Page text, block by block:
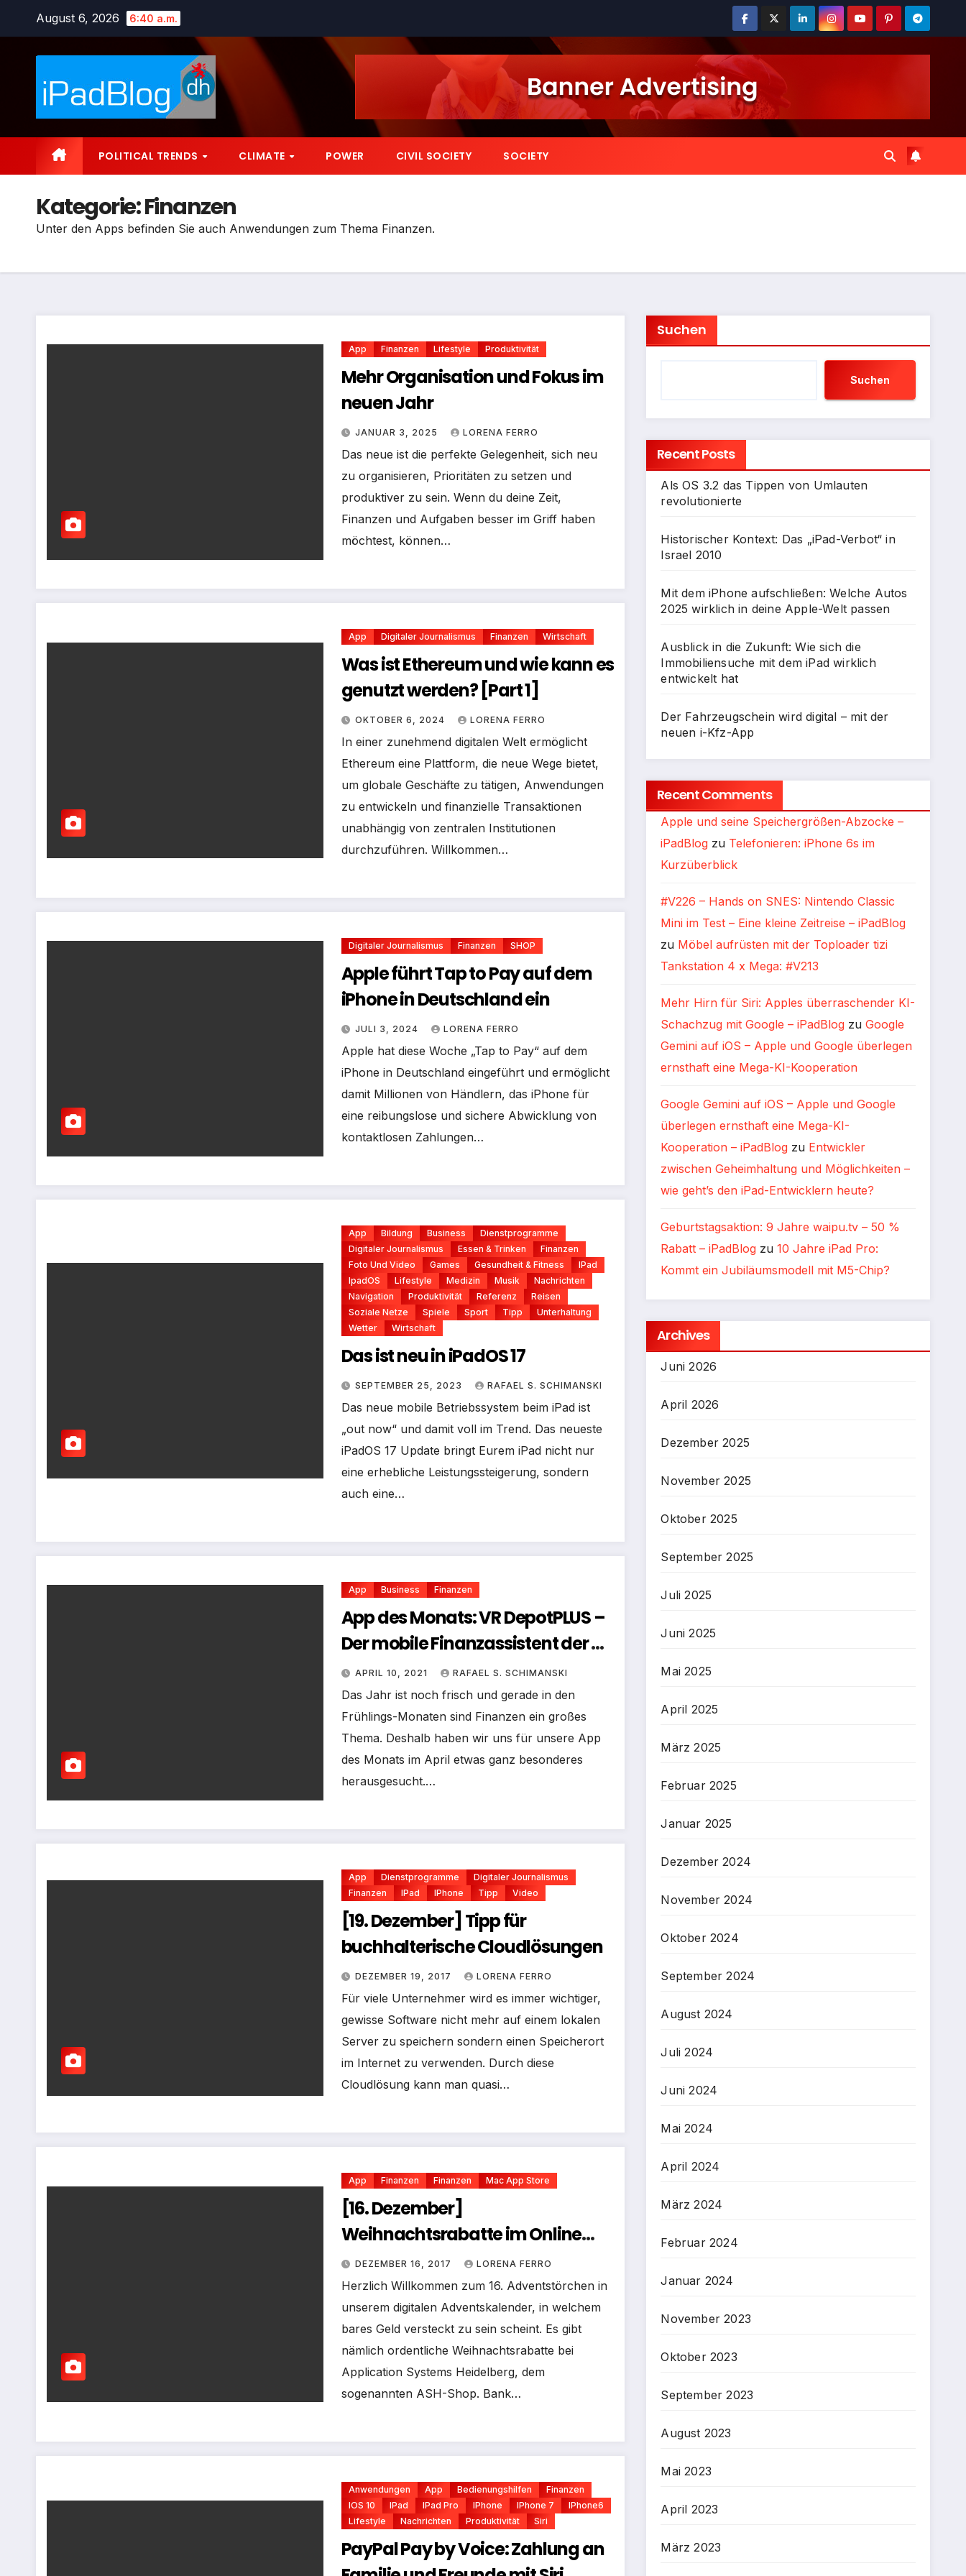
springen
August 6, 2026 6:40 a.m.
POLITICAL TRENDS CLIMATE POWER CIVIL SOCIETY SOCIETY
Kategorie:Finanzen
Unter den Apps befinden Sie auch Anwendungen zum Thema Finanzen.
App Finanzen Lifestyle Produktivität
Mehr Organisation und Fokus im
neuen Jahr
JANUAR 3, 2025 LORENA FERRO
Das neue ist die perfekte Gelegenheit, sich neu
zu organisieren, Prioritäten zu setzen und
produktiver zu sein. Wenn du deine Zeit,
Finanzen und Aufgaben besser im Griff haben
möchtest, können…
App Digitaler Journalismus Finanzen Wirtschaft
Was ist Ethereum und wie kann es
genutzt werden? [Part 1]
OKTOBER 6, 2024 LORENA FERRO
In einer zunehmend digitalen Welt ermöglicht
Ethereum eine Plattform, die neue Wege bietet,
um globale Geschäfte zu tätigen, Anwendungen
zu entwickeln und finanzielle Transaktionen
unabhängig von zentralen Institutionen
durchzuführen. Willkommen…
Digitaler Journalismus Finanzen SHOP
Apple führt Tap to Pay auf dem
iPhone in Deutschland ein
JULI 3, 2024 LORENA FERRO
Apple hat diese Woche „Tap to Pay“ auf dem
iPhone in Deutschland eingeführt und ermöglicht
damit Millionen von Händlern, das iPhone für
eine reibungslose und sichere Abwicklung von
kontaktlosen Zahlungen…
App Bildung Business
Dienstprogramme
Digitaler Journalismus
Essen & Trinken
Finanzen
Foto Und Video
Games Gesundheit & Fitness
IPad
IpadOS
Lifestyle Medizin Musik
Nachrichten
Navigation
Produktivität Referenz
Reisen
Soziale Netze
Spiele Sport Tipp
Unterhaltung
Wetter
Wirtschaft
Das ist neu in iPadOS 17
SEPTEMBER 25, 2023 RAFAEL S. SCHIMANSKI
Das neue mobile Betriebssystem beim iPad ist
„out now“ und damit voll im Trend. Das neueste
iPadOS 17 Update bringt Eurem iPad nicht nur
eine erhebliche Leistungssteigerung, sondern
auch eine…
App Business Finanzen
App des Monats: VR DepotPLUS –
Der mobile Finanzassistent der DZ
BANK
APRIL 10, 2021 RAFAEL S. SCHIMANSKI
Das Jahr ist noch frisch und gerade in den
Frühlings-Monaten sind Finanzen ein großes
Thema. Deshalb haben wir uns für unsere App
des Monats im April etwas ganz besonderes
herausgesucht.…
App Dienstprogramme
Digitaler Journalismus
Finanzen
IPad IPhone Tipp Video
[19. Dezember] Tipp für
buchhalterische Cloudlösungen
DEZEMBER 19, 2017 LORENA FERRO
Für viele Unternehmer wird es immer wichtiger,
gewisse Software nicht mehr auf einem lokalen
Server zu speichern sondern einen Speicherort
im Internet zu verwenden. Durch diese
Cloudlösung kann man quasi…
App Finanzen Finanzen Mac App Store
[16. Dezember]
Weihnachtsrabatte im Online
Banking mit Bank X
DEZEMBER 16, 2017 LORENA FERRO
Herzlich Willkommen zum 16. Adventstörchen in
unserem digitalen Adventskalender, in welchem
bares Geld versteckt zu sein scheint. Es gibt
nämlich ordentliche Weihnachtsrabatte bei
Application Systems Heidelberg, dem
sogenannten ASH-Shop. Bank…
Anwendungen App Bedienungshilfen
Finanzen
IOS 10
IPad IPad Pro IPhone IPhone 7
IPhone6
Lifestyle
Nachrichten Produktivität Siri
PayPal Pay by Voice: Zahlung an
Suchen
Suchen
Recent Posts
Als OS 3.2 das Tippen von Umlauten
revolutionierte
Historischer Kontext: Das „iPad-Verbot“ in
Israel 2010
Mit dem iPhone aufschließen: Welche Autos
2025 wirklich in deine Apple-Welt passen
Ausblick in die Zukunft: Wie sich die
Immobiliensuche mit dem iPad wirklich
entwickelt hat
Der Fahrzeugschein wird digital – mit der
neuen i-Kfz-App
Recent Comments
Apple und seine Speichergrößen-Abzocke –
iPadBlog zu Telefonieren: iPhone 6s im
Kurzüberblick
#V226 – Hands on SNES: Nintendo Classic
Mini im Test – Eine kleine Zeitreise – iPadBlog
zu Möbel aufrüsten mit der Toploader tizi
Tankstation 4 x Mega: #V213
Mehr Hirn für Siri: Apples überraschender KI-
Schachzug mit Google – iPadBlog zuGoogle
Gemini auf iOS – Apple und Google überlegen
ernsthaft eine Mega-KI-Kooperation
Google Gemini auf iOS – Apple und Google
überlegen ernsthaft eine Mega-KI-
Kooperation – iPadBlog zu Entwickler
zwischen Geheimhaltung und Möglichkeiten –
wie geht’s den iPad-Entwicklern heute?
Geburtstagsaktion: 9 Jahre waipu.tv – 50 %
Rabatt – iPadBlog zu10 Jahre iPad Pro:
Kommt ein Jubiläumsmodell mit M5-Chip?
Archives
Juni 2026
April 2026
Dezember 2025
November 2025
Oktober 2025
September 2025
Juli 2025
Juni 2025
Mai 2025
April 2025
März 2025
Februar 2025
Januar 2025
Dezember 2024
November 2024
Oktober 2024
September 2024
August 2024
Juli 2024
Juni 2024
Mai 2024
April 2024
März 2024
Februar 2024
Januar 2024
November 2023
Oktober 2023
September 2023
August 2023
Mai 2023
April 2023
März 2023